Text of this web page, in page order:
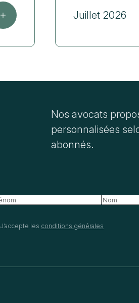
Juillet 2026
Nos avocats
personnalisées
abonnés.
J’accepte les conditions générales